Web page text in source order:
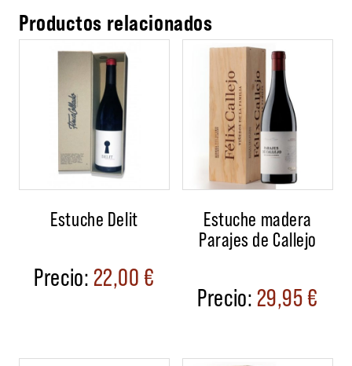
Productos relacionados
Estuche Delit
22,00€
Estuche madera
Parajes de Callejo
29,95€